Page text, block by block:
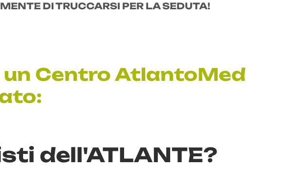
DI TRUCCARSI PER LA SEDUTA!
Centro AtlantoMed
dell'ATLANTE?